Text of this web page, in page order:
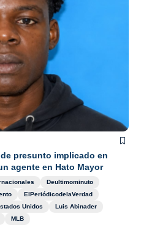
presunto implicado en
agente en Hato Mayor
Deultimominuto
ElPeriódicodelaVerdad
Unidos
Luis Abinader
MLB